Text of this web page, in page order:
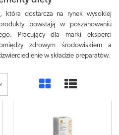
która dostarcza na rynek wysokiej
powstają w poszanowaniu
Pracujący dla marki eksperci
zdrowym środowiskiem a
w składzie preparatów.